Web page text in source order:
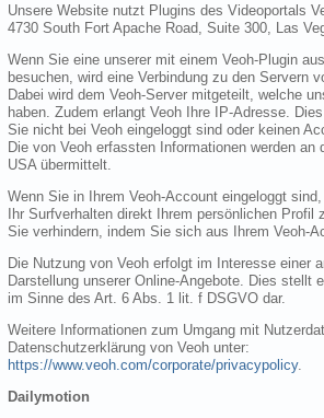
Unsere Website nutzt Plugins des Videoportals
4730 South Fort Apache Road, Suite 300, Las
Wenn Sie eine unserer mit einem Veoh-Plugin
besuchen, wird eine Verbindung zu den Servern
Dabei wird dem Veoh-Server mitgeteilt, welche
haben. Zudem erlangt Veoh Ihre IP-Adresse.
Sie nicht bei Veoh eingeloggt sind oder keinen
Die von Veoh erfassten Informationen werden an
USA übermittelt.
Wenn Sie in Ihrem Veoh-Account eingeloggt
Ihr Surfverhalten direkt Ihrem persönlichen Profil
Sie verhindern, indem Sie sich aus Ihrem Veoh-
Die Nutzung von Veoh erfolgt im Interesse einer
Darstellung unserer Online-Angebote. Dies stellt
im Sinne des Art. 6 Abs. 1 lit. f DSGVO dar.
Weitere Informationen zum Umgang mit
Datenschutzerklärung von Veoh unter:
https://www.veoh.com/corporate/privacypolicy.
Dailymotion